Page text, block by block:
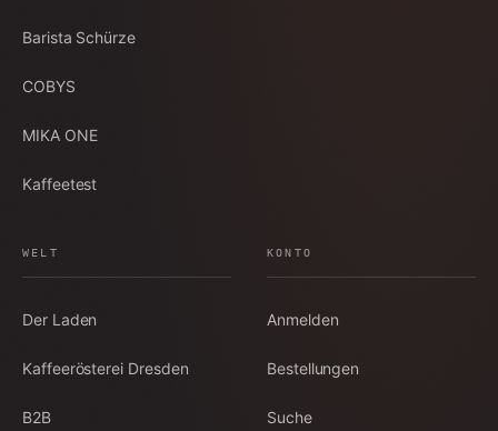
Barista Schürze
COBYS
MIKA ONE
Kaffeetest
WELT
Der Laden
Kaffeerösterei Dresden
B2B
KONTO
Anmelden
Bestellungen
Suche